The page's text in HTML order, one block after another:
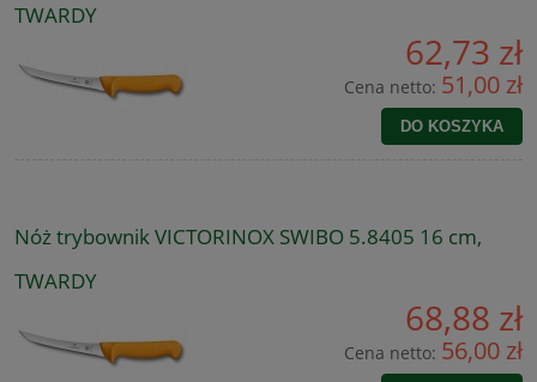
TWARDY
62,73 zł
Cena netto: 51,00 zł
DO KOSZYKA
Nóż trybownik VICTORINOX SWIBO 5.8405 16 cm,
TWARDY
68,88 zł
Cena netto: 56,00 zł